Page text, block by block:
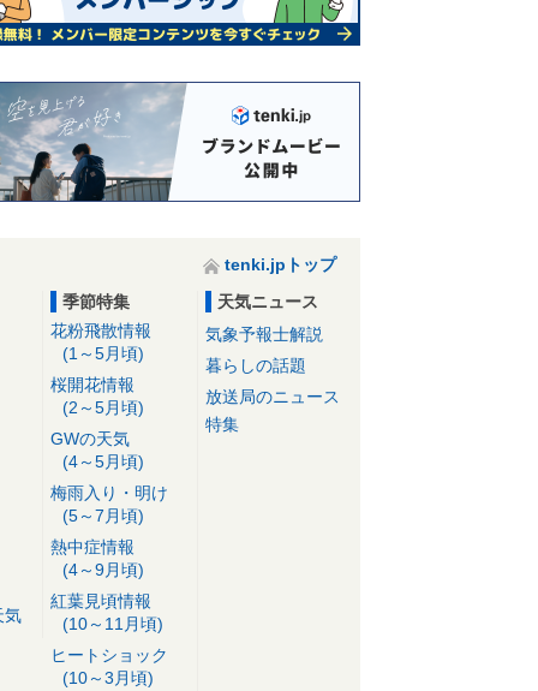
tenki.jpトップ
気
季節特集
花粉飛散情報
(1～5月頃)
桜開花情報
(2～5月頃)
GWの天気
(4～5月頃)
梅雨入り・明け
(5～7月頃)
熱中症情報
(4～9月頃)
紅葉見頃情報
(10～11月頃)
ヒートショック
(10～3月頃)
天気ニュース
気象予報士解説
暮らしの話題
放送局のニュース
特集